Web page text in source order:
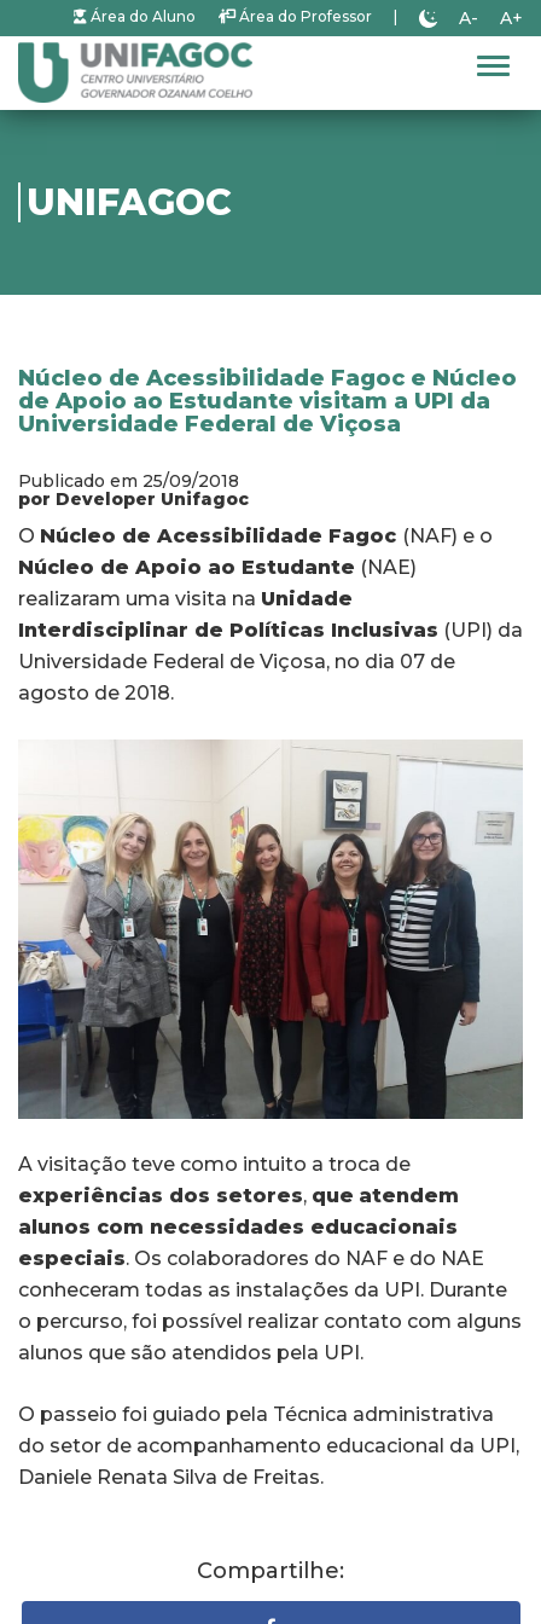
Área do Aluno Área do Professor A- A+
UNIFAGOC
Núcleo de Acessibilidade Fagoc e Núcleo
de Apoio ao Estudante visitam a UPI da
Universidade Federal de Viçosa
Publicado em 25/09/2018
por Developer Unifagoc
O Núcleo de Acessibilidade Fagoc (NAF) e o
Núcleo de Apoio ao Estudante (NAE)
realizaram uma visita na Unidade
Interdisciplinar de Políticas Inclusivas (UPI) da
Universidade Federal de Viçosa, no dia 07 de
agosto de 2018.
A visitação teve como intuito a troca de
experiências dos setores, que atendem
alunos com necessidades educacionais
especiais. Os colaboradores do NAF e do NAE
conheceram todas as instalações da UPI. Durante
o percurso, foi possível realizar contato com alguns
alunos que são atendidos pela UPI.
O passeio foi guiado pela Técnica administrativa
do setor de acompanhamento educacional da UPI,
Daniele Renata Silva de Freitas.
Compartilhe: